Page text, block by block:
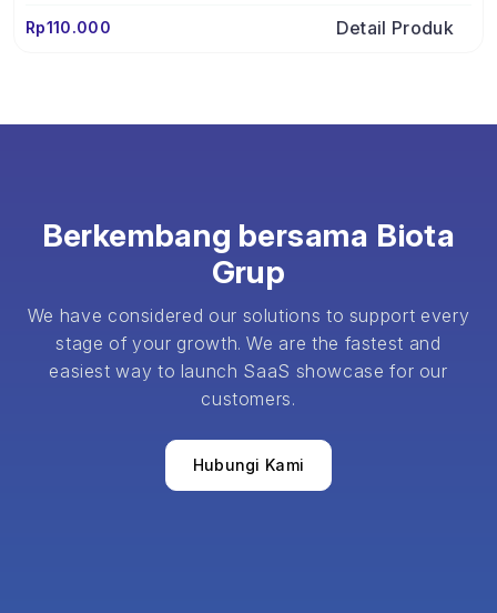
Rp110.000 Detail Produk
Berkembang bersama Biota
Grup
We have considered our solutions to support every
stage of your growth. We are the fastest and
easiest way to launch SaaS showcase for our
customers.
Hubungi Kami